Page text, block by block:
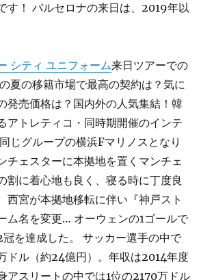
す！ バルセロナの来日は、2019年以
シティ ユニフォーム来日ツアーでの
夏の移籍市場で最高の契約は？気に
発売価格は？国内外の人気集結！韓
アトレティコ・同時期開催のインテ
じグループの横浜Fマリノスとなり
チェスターに本拠地を置くマンチェ
割に着心地も良く、寝る時に丁度良
西宮が本拠地移転に伴い『神戸スト
ム名を変更… オーウェンの1ゴールで
を達成した。 サッカー選手の中で
ドル（約24億円）。年収は2014年度
アスリートの中では1位の2170万ドル